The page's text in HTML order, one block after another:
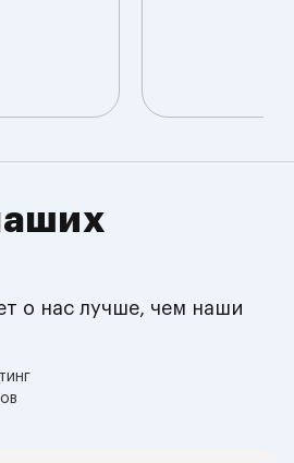
о нас лучше, чем наши